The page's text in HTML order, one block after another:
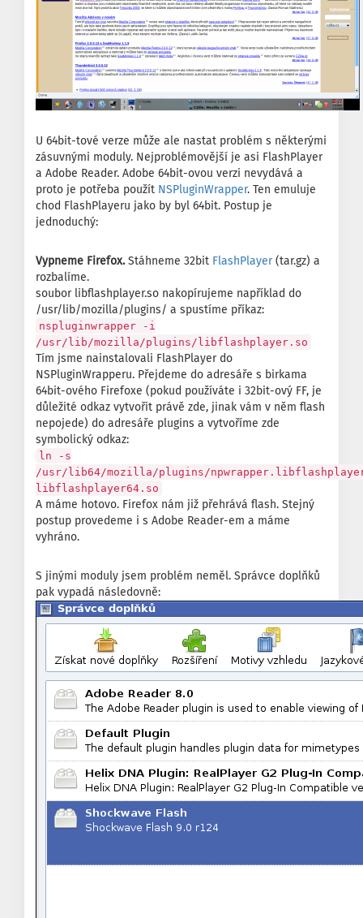
U 64bit-tové verze může ale nastat problém s některými
zásuvnými moduly. Nejproblémovější je asi FlashPlayer
a Adobe Reader. Adobe 64bit-ovou verzi nevydává a
proto je potřeba použít NSPluginWrapper. Ten emuluje
chod FlashPlayeru jako by byl 64bit. Postup je
jednoduchý:
Vypneme Firefox.Stáhneme 32bit FlashPlayer(tar.gz) a
rozbalíme.
soubor libflashplayer.so nakopírujeme například do
/usr/lib/mozilla/plugins/ a spustíme příkaz:
nspluginwrapper -i
/usr/lib/mozilla/plugins/libflashplayer.so
Tím jsme nainstalovali FlashPlayer do
NSPluginWrapperu. Přejdeme do adresáře s birkama
64bit-ového Firefoxe (pokud používáte i 32bit-ový FF, je
důležité odkaz vytvořit právě zde, jinak vám v něm flash
nepojede) do adresáře plugins a vytvoříme zde
symbolický odkaz:
ln -s
/usr/lib64/mozilla/plugins/
libflashplayer64.so
A máme hotovo. Firefox nám již přehrává flash. Stejný
postup provedeme i s Adobe Reader-em a máme
vyhráno.
S jinými moduly jsem problém neměl. Správce doplňků
pak vypadá následovně: